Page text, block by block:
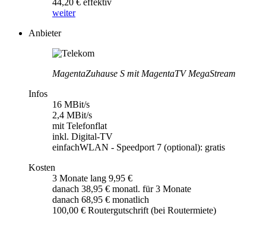
weiter
Anbieter
MagentaZuhause S mit MagentaTV MegaStream
Infos
16 MBit/s
2,4 MBit/s
mit Telefonflat
inkl. Digital-TV
einfachWLAN - Speedport 7 (optional): gratis
Kosten
3 Monate lang 9,95 €
danach 38,95 € monatl. für 3 Monate
danach 68,95 € monatlich
100,00 € Routergutschrift (bei Routermiete)